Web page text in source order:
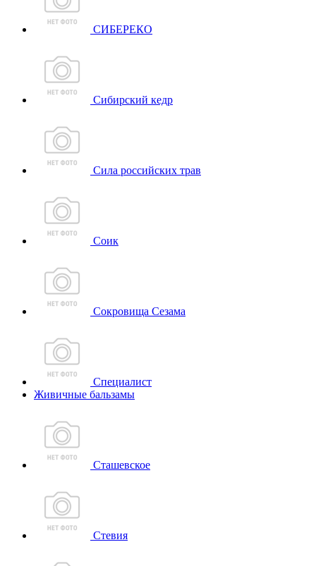
СИБЕРЕКО
Сибирский кедр
Сила российских трав
Соик
Сокровища Сезама
Специалист
Живичные бальзамы
Сташевское
Стевия